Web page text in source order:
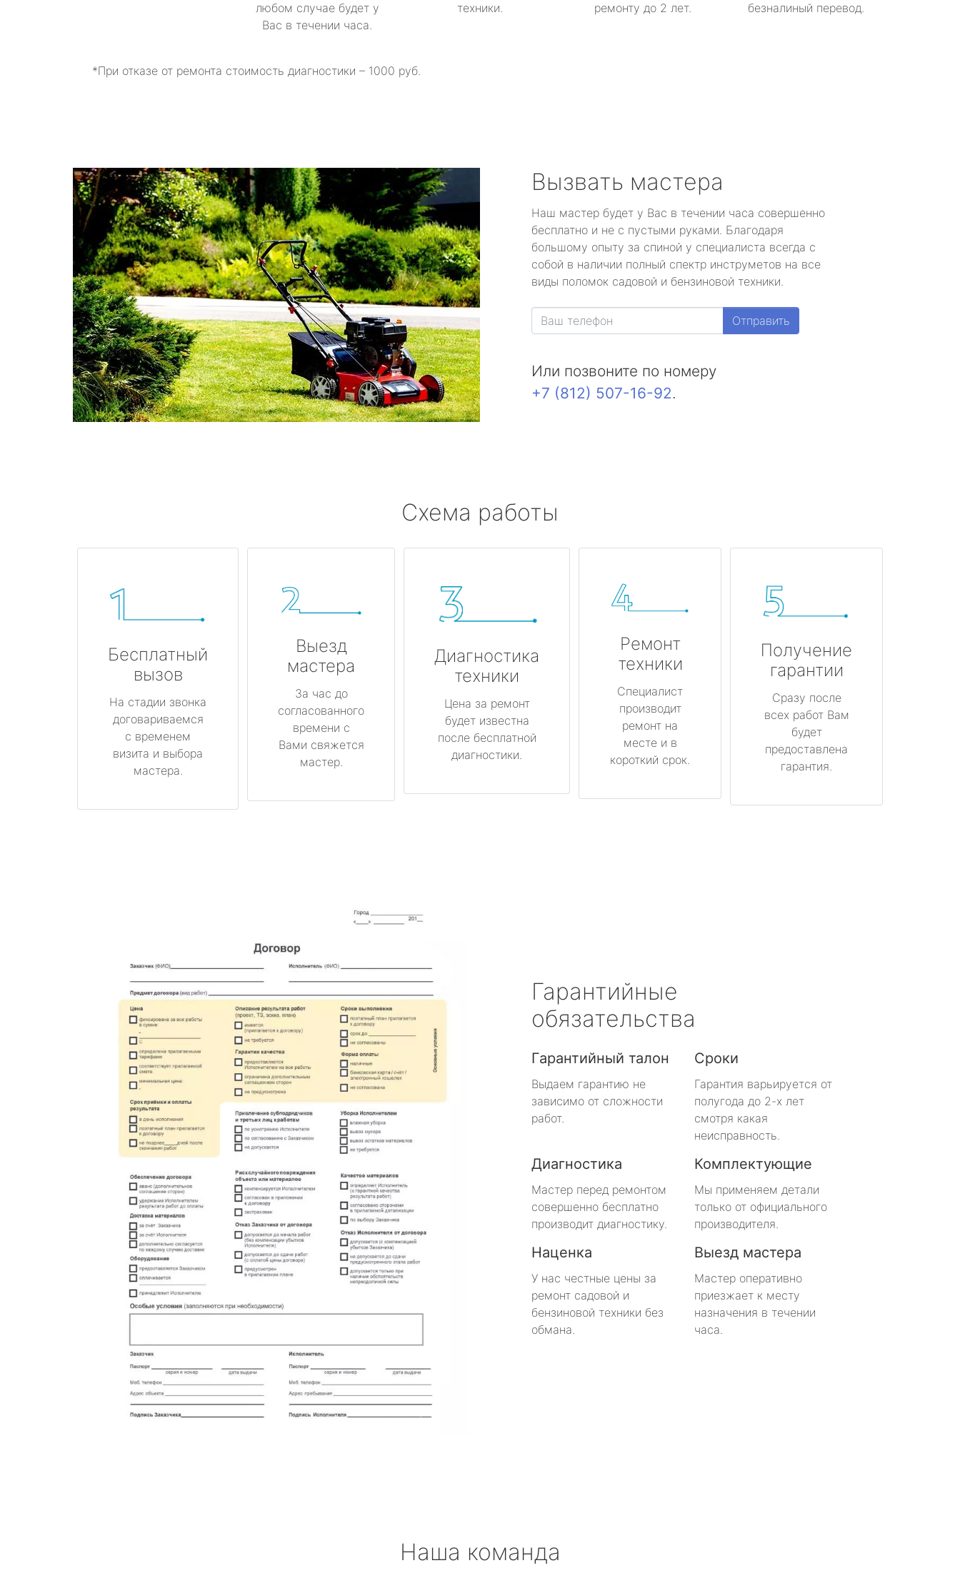
любом случае будет у
Вас в течении часа.
техники.
ремонту до 2 лет.
безналиный перевод.
*При отказе от ремонта стоимость диагностики – 1000 руб.
Вызвать мастера
Наш мастер будет у Вас в течении часа совершенно
бесплатно и не с пустыми руками. Благодаря
большому опыту за спиной у специалиста всегда с
собой в наличии полный спектр инструметов на все
виды поломок садовой и бензиновой техники.
Отправить
Или позвоните по номеру
+7 (812) 507-16-92.
Схема работы
Бесплатный
вызов
На стадии звонка
договариваемся
с временем
визита и выбора
мастера.
Выезд
мастера
За час до
согласованного
времени с
Вами свяжется
мастер.
Диагностика
техники
Цена за ремонт
будет известна
после бесплатной
диагностики.
Ремонт
техники
Специалист
производит
ремонт на
месте и в
короткий срок.
Получение
гарантии
Сразу после
всех работ Вам
будет
предоставлена
гарантия.
Гарантийные
обязательства
Гарантийный талон
Выдаем гарантию не
зависимо от сложности
работ.
Сроки
Гарантия варьируется от
полугода до 2-х лет
смотря какая
неисправность.
Диагностика
Мастер перед ремонтом
совершенно бесплатно
производит диагностику.
Комплектующие
Мы применяем детали
только от официального
производителя.
Наценка
У нас честные цены за
ремонт садовой и
бензиновой техники без
обмана.
Выезд мастера
Мастер оперативно
приезжает к месту
назначения в течении
часа.
Наша команда